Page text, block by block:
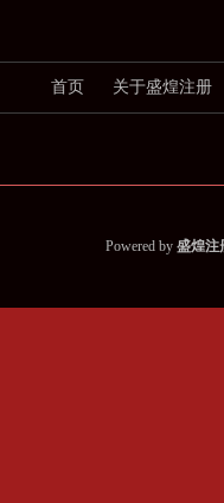
首页 关于盛煌注册
Powered by 盛煌注